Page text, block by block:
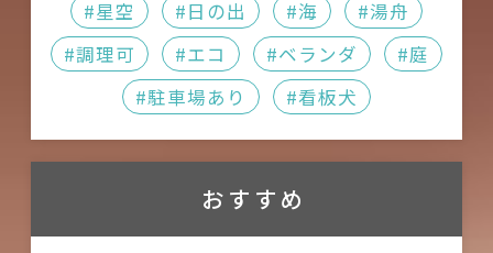
お願い致します。
お客様のプライバシー保護の為、
ご予約のお客様のみおもてなしい
たします。その他のお客様のご入場
はお断りしております。
この宿は骨董家具を提供しておりま
す。ご利用の際はくれぐれもご注意
をご参照ください。
火車（電車）東里駅，22.6キ
ロ；時刻表と乗車券の料金に
つきましては台灣鐵路管理局
台東轉運站，71.4キロ；時刻
#星空
#日の出 #海
#湯舟
#調理可
#エコ #ベランダ
#庭
#駐車場あり
#看板犬
おすすめ